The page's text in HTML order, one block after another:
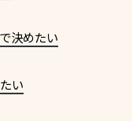
決めたい
い